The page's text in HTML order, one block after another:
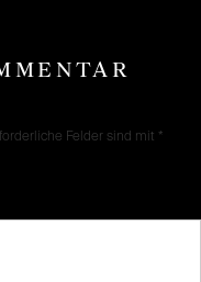
Felder sind mit *